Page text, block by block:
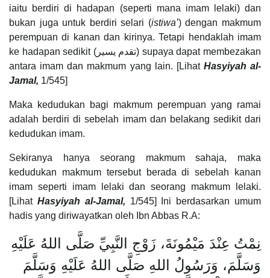
iaitu berdiri di hadapan (seperti mana imam lelaki) dan
bukan juga untuk berdiri selari (istiwa’) dengan makmum
perempuan di kanan dan kirinya. Tetapi hendaklah imam
ke hadapan sedikit (تقدم يسير) supaya dapat membezakan
antara imam dan makmum yang lain. [Lihat Hasyiyah al-
Jamal, 1/545]
Maka kedudukan bagi makmum perempuan yang ramai
adalah berdiri di sebelah imam dan belakang sedikit dari
kedudukan imam.
Sekiranya hanya seorang makmum sahaja, maka
kedudukan makmum tersebut berada di sebelah kanan
imam seperti imam lelaki dan seorang makmum lelaki.
[Lihat Hasyiyah al-Jamal, 1/545] Ini berdasarkan umum
hadis yang diriwayatkan oleh Ibn Abbas R.A:
نِمْتُ عِنْدَ مَيْمُونَةَ، زَوْجِ النَّبِيِّ صَلَّى اللهُ عَلَيْهِ
وَسَلَّمَ، وَرَسُولُ اللهِ صَلَّى اللهُ عَلَيْهِ وَسَلَّمَ